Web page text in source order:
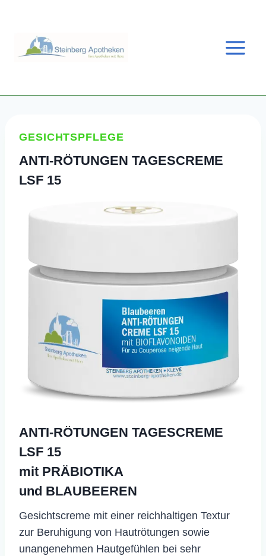
springen
GESICHTSPFLEGE
ANTI-RÖTUNGEN TAGESCREME
LSF 15
ANTI-RÖTUNGEN TAGESCREME
LSF 15
mit PRÄBIOTIKA
und BLAUBEEREN
Gesichtscreme mit einer reichhaltigen Textur
zur Beruhigung von Hautrötungen sowie
unangenehmen Hautgefühlen bei sehr